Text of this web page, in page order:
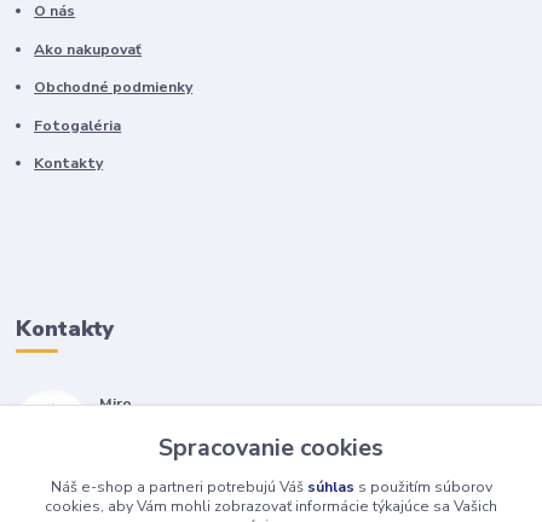
O nás
Ako nakupovať
Obchodné podmienky
Fotogaléria
Kontakty
Kontakty
Miro
(Po-Pia, 7-17 hod.)
isopneumatiky@isopneumatiky.sk
Spracovanie cookies
Náš e-shop a partneri potrebujú Váš súhlas s použitím súborov
cookies, aby Vám mohli zobrazovať informácie týkajúce sa Vašich